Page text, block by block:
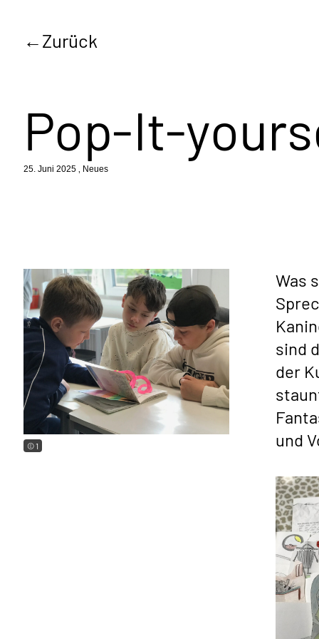
Zurück
Pop-It-
25. Juni 2025 Neues
© 1
Was
sind
der
und